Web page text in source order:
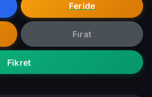
Feride
Fırat
Fikret